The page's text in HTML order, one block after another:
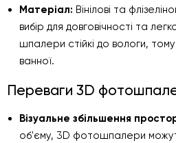
Матеріал: Вінілові та
вибір для довговічності та
шпалери стійкі до вологи, тому
ванної.
Переваги 3D
Візуальне збільшення
об'єму, 3D фотошпалери